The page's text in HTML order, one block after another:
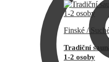
Finské /
Tradiční
1-2 osoby